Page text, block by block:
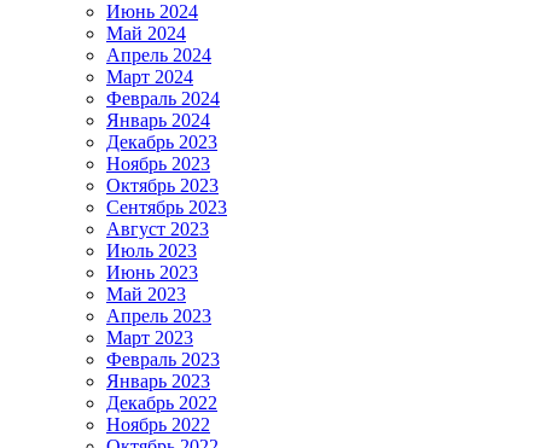
Июнь 2024
Май 2024
Апрель 2024
Март 2024
Февраль 2024
Январь 2024
Декабрь 2023
Ноябрь 2023
Октябрь 2023
Сентябрь 2023
Август 2023
Июль 2023
Июнь 2023
Май 2023
Апрель 2023
Март 2023
Февраль 2023
Январь 2023
Декабрь 2022
Ноябрь 2022